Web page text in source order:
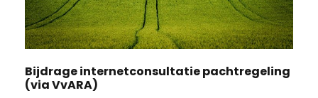
Bijdrage internetconsultatie pachtregeling
(via VvARA)